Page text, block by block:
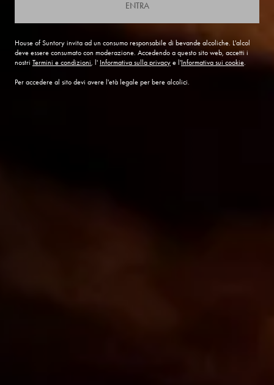
ENTRA
House of Suntory invita ad un consumo responsabile di bevande alcoliche. L'alcol
deve essere consumato con moderazione. Accedendo a questo sito web, accetti i
nostri Termini e condizioni, l' Informativa sulla privacy e l'Informativa sui cookie.
Per accedere al sito devi avere l'età legale per bere alcolici.